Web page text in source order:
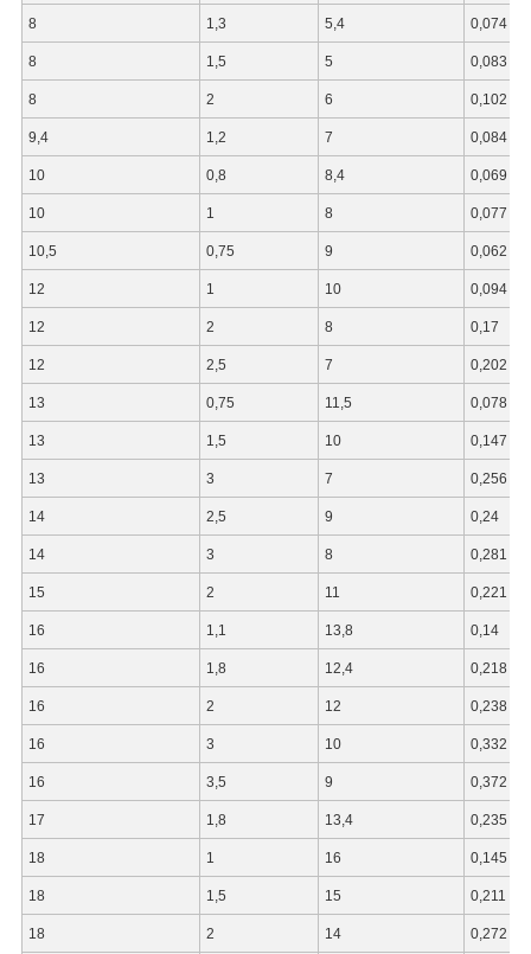
8 1,3 5,4 0,074
8 1,5 5 0,083
8 2 6 0,102
9,4 1,2 7 0,084
10 0,8 8,4 0,069
10 1 8 0,077
10,5 0,75 9 0,062
12 1 10 0,094
12 2 8 0,17
12 2,5 7 0,202
13 0,75 11,5 0,078
13 1,5 10 0,147
13 3 7 0,256
14 2,5 9 0,24
14 3 8 0,281
15 2 11 0,221
16 1,1 13,8 0,14
16 1,8 12,4 0,218
16 2 12 0,238
16 3 10 0,332
16 3,5 9 0,372
17 1,8 13,4 0,235
18 1 16 0,145
18 1,5 15 0,211
18 2 14 0,272